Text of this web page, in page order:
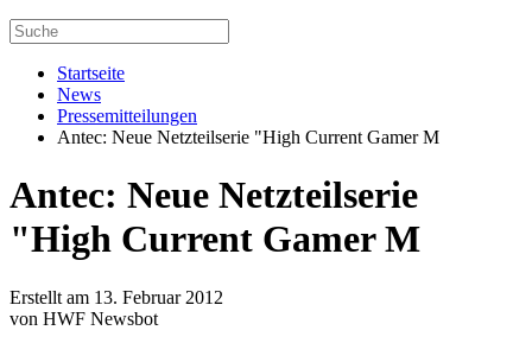
Startseite
News
Pressemitteilungen
Antec: Neue Netzteilserie "High Current Gamer M
Antec: Neue Netzteilserie
"High Current Gamer M
Erstellt am 13. Februar 2012
von HWF Newsbot